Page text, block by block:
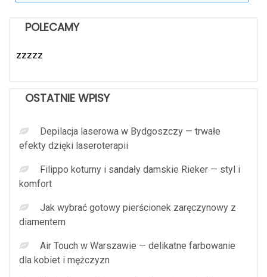
POLECAMY
zzzzz
OSTATNIE WPISY
Depilacja laserowa w Bydgoszczy — trwałe
efekty dzięki laseroterapii
Filippo koturny i sandały damskie Rieker — styl i
komfort
Jak wybrać gotowy pierścionek zaręczynowy z
diamentem
Air Touch w Warszawie — delikatne farbowanie
dla kobiet i mężczyzn